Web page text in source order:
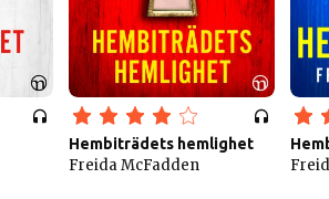
Hembiträdets hemlighet
Freida McFadden